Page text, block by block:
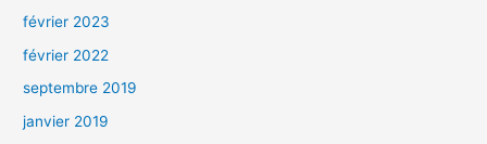
février 2023
février 2022
septembre 2019
janvier 2019